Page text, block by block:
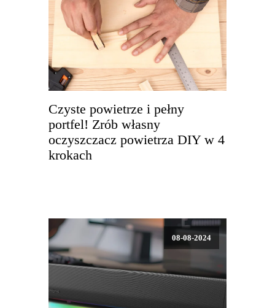
Czyste powietrze i pełny
portfel! Zrób własny
oczyszczacz powietrza DIY w 4
krokach
08-08-2024